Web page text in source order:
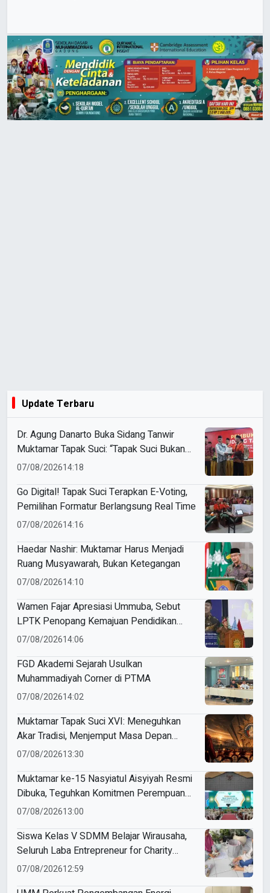
Update Terbaru
Dr. Agung Danarto Buka Sidang Tanwir
Muktamar Tapak Suci: “Tapak Suci Bukan
Organisasi Ko Ping Ho dan Dracin”
07/08/202614:18
Go Digital! Tapak Suci Terapkan E-Voting,
Pemilihan Formatur Berlangsung Real Time
07/08/202614:16
Haedar Nashir: Muktamar Harus Menjadi
Ruang Musyawarah, Bukan Ketegangan
07/08/202614:10
Wamen Fajar Apresiasi Ummuba, Sebut
LPTK Penopang Kemajuan Pendidikan
Indonesia
07/08/202614:06
FGD Akademi Sejarah Usulkan
Muhammadiyah Corner di PTMA
07/08/202614:02
Muktamar Tapak Suci XVI: Meneguhkan
Akar Tradisi, Menjemput Masa Depan
Mendunia
07/08/202613:30
Muktamar ke-15 Nasyiatul Aisyiyah Resmi
Dibuka, Teguhkan Komitmen Perempuan
Muda Berkemajuan
07/08/202613:00
Siswa Kelas V SDMM Belajar Wirausaha,
Seluruh Laba Entrepreneur for Charity
Didonasikan
07/08/202612:59